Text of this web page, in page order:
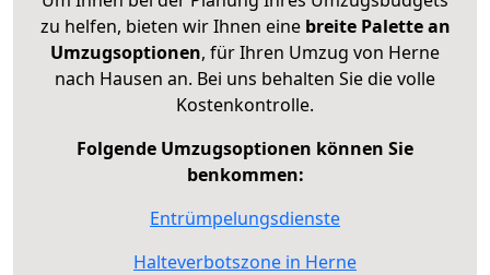
zu helfen, bieten wir Ihnen eine breite Palette an
Umzugsoptionen, für Ihren Umzug von Herne
nach Hausen an. Bei uns behalten Sie die volle
Kostenkontrolle.
Folgende Umzugsoptionen können Sie
benkommen:
Entrümpelungsdienste
Halteverbotszone in Herne